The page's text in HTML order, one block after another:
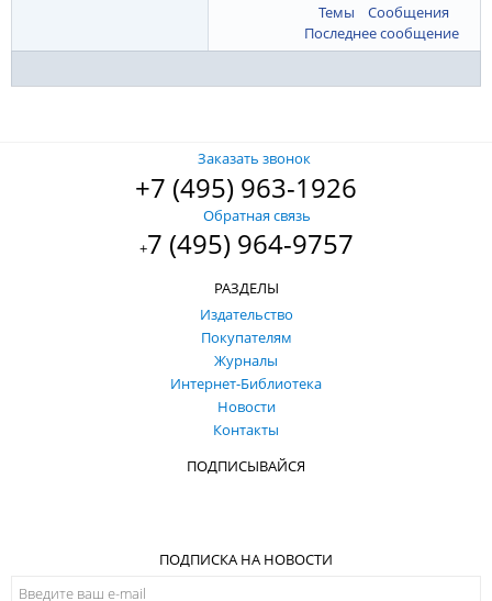
Темы
Сообщения
Последнее сообщение
Заказать звонок
+7 (495) 963-1926
Обратная связь
+7 (495) 964-9757
РАЗДЕЛЫ
Издательство
Покупателям
Журналы
Интернет-Библиотека
Новости
Контакты
ПОДПИСЫВАЙСЯ
ПОДПИСКА НА НОВОСТИ